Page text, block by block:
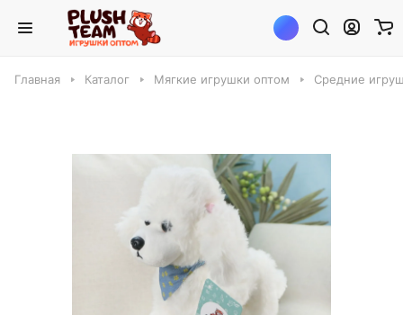
Главная Каталог Мягкие игрушки оптом Средние